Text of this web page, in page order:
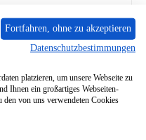
Fortfahren, ohne zu akzeptieren
Datenschutzbestimmungen
platzieren, um unsere Webseite zu
Ihnen ein großartiges Webseiten-
von uns verwendeten Cookies